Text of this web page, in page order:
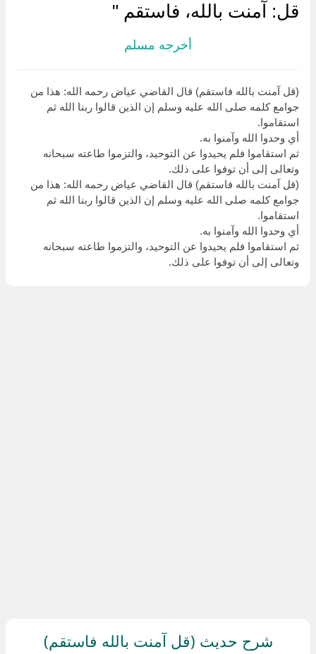
قل: آمنت بالله، فاستقم "
أخرجه مسلم
(قل آمنت بالله فاستقم) قال القاضي عياض رحمه الله: هذا من
جوامع كلمه صلى الله عليه وسلم إن الذين قالوا ربنا الله ثم
استقاموا.
أي وحدوا الله وآمنوا به.
ثم استقاموا فلم يحيدوا عن التوحيد، والتزموا طاعته سبحانه
وتعالى إلى أن توفوا على ذلك.
(قل آمنت بالله فاستقم) قال القاضي عياض رحمه الله: هذا من
جوامع كلمه صلى الله عليه وسلم إن الذين قالوا ربنا الله ثم
استقاموا.
أي وحدوا الله وآمنوا به.
ثم استقاموا فلم يحيدوا عن التوحيد، والتزموا طاعته سبحانه
وتعالى إلى أن توفوا على ذلك.
شرح حديث (قل آمنت بالله فاستقم)